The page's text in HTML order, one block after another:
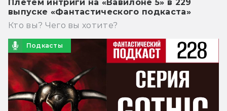
Плетём интриги на «Вавилоне 5» в 229
выпуске «Фантастического подкаста»
Кто вы? Чего вы хотите?
Подкасты